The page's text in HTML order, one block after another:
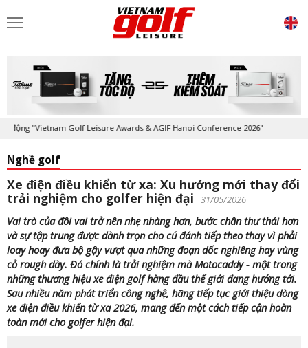
"Vietnam Golf Leisure Awards & AGIF Hanoi Conference 2026"
Nghề golf
Xe điện điều khiển từ xa: Xu hướng mới thay đổi
trải nghiệm cho golfer hiện đại
31/05/2026
Vai trò của đôi vai trở nên nhẹ nhàng hơn, bước chân thư thái hơn
và sự tập trung được dành trọn cho cú đánh tiếp theo thay vì phải
loay hoay đưa bộ gậy vượt qua những đoạn dốc nghiêng hay vùng
cỏ rough dày. Đó chính là trải nghiệm mà Motocaddy - một trong
những thương hiệu xe điện golf hàng đầu thế giới đang hướng tới.
Sau nhiều năm phát triển công nghệ, hãng tiếp tục giới thiệu dòng
xe điện điều khiển từ xa 2026, mang đến một cách tiếp cận hoàn
toàn mới cho golfer hiện đại.